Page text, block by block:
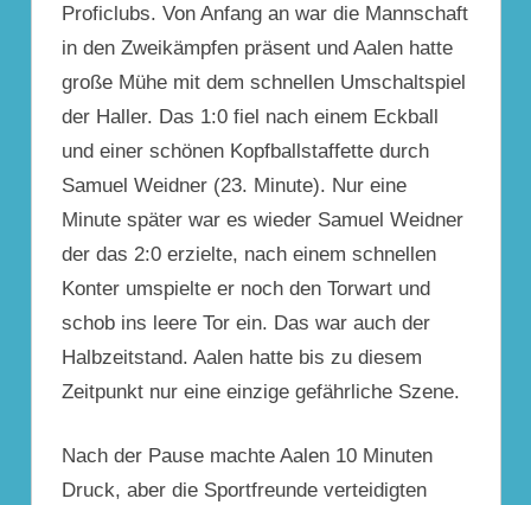
Proficlubs. Von Anfang an war die Mannschaft
in den Zweikämpfen präsent und Aalen hatte
große Mühe mit dem schnellen Umschaltspiel
der Haller. Das 1:0 fiel nach einem Eckball
und einer schönen Kopfballstaffette durch
Samuel Weidner (23. Minute). Nur eine
Minute später war es wieder Samuel Weidner
der das 2:0 erzielte, nach einem schnellen
Konter umspielte er noch den Torwart und
schob ins leere Tor ein. Das war auch der
Halbzeitstand. Aalen hatte bis zu diesem
Zeitpunkt nur eine einzige gefährliche Szene.
Nach der Pause machte Aalen 10 Minuten
Druck, aber die Sportfreunde verteidigten